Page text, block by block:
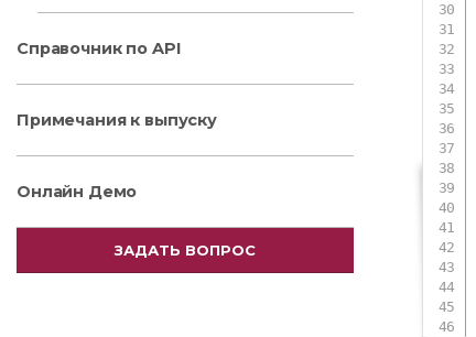
Справочник по API
Примечания к выпуску
Онлайн Демо
ЗАДАТЬ ВОПРОС